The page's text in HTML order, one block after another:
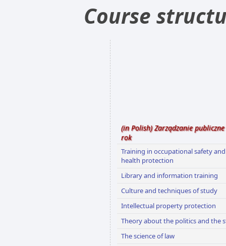
Course
(in Polish) Zarządzanie
rok
Training in occupational safety and
health protection
Library and information training
Culture and techniques of study
Intellectual property protection
Theory about the politics and the
The science of law